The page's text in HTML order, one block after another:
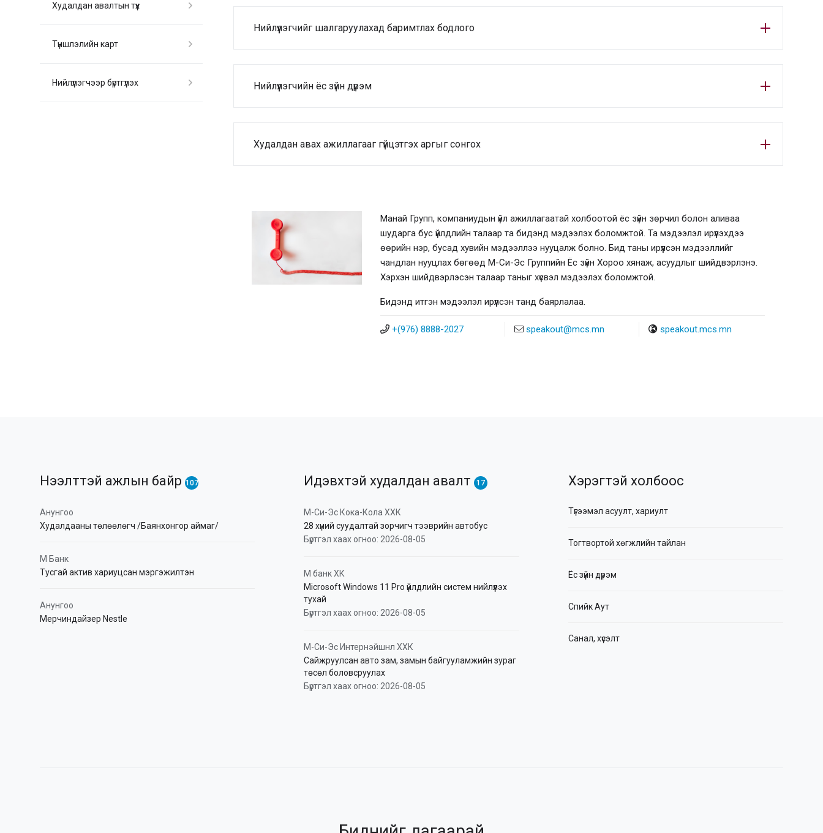
Худалдан авалтын түүх
Түншлэлийн карт
Нийлүүлэгчээр бүртгүүлэх
Нийлүүлэгчийг шалгаруулахад баримтлах бодлого
Нийлүүлэгчийн ёс зүйн дүрэм
Худалдан авах ажиллагааг гүйцэтгэх аргыг сонгох
Манай Групп, компаниудын үйл ажиллагаатай холбоотой ёс зүйн зөрчил болон аливаа
шударга бус үйлдлийн талаар та бидэнд мэдээлэх боломжтой. Та мэдээлэл ирүүлэхдээ
өөрийн нэр, бусад хувийн мэдээллээ нууцалж болно. Бид таны ирүүлсэн мэдээллийг
чандлан нууцлах бөгөөд М-Си-Эс Группийн Ёс зүйн Хороо хянаж, асуудлыг шийдвэрлэнэ.
Хэрхэн шийдвэрлэсэн талаар таныг хүсвэл мэдээлэх боломжтой.
Бидэнд итгэн мэдээлэл ирүүлсэн танд баярлалаа.
+(976) 8888-2027 speakout@mcs.mn speakout.mcs.mn
Нээлттэй ажлын байр 107
Анунгоо
Худалдааны төлөөлөгч /Баянхонгор аймаг/
М Банк
Тусгай актив хариуцсан мэргэжилтэн
Анунгоо
Мерчиндайзер Nestle
Идэвхтэй худалдан авалт 17
М-Си-Эс Кока-Кола ХХК
28 хүний суудалтай зорчигч тээврийн автобус
Бүртгэл хаах огноо: 2026-08-05
М банк ХК
Microsoft Windows 11 Pro үйлдлийн систем нийлүүлэх
тухай
Бүртгэл хаах огноо: 2026-08-05
М-Си-Эс Интернэйшнл ХХК
Сайжруулсан авто зам, замын байгууламжийн зураг
төсөл боловсруулах
Бүртгэл хаах огноо: 2026-08-05
Хэрэгтэй холбоос
Түгээмэл асуулт, хариулт
Тогтвортой хөгжлийн тайлан
Ёс зүйн дүрэм
Спийк Аут
Санал, хүсэлт